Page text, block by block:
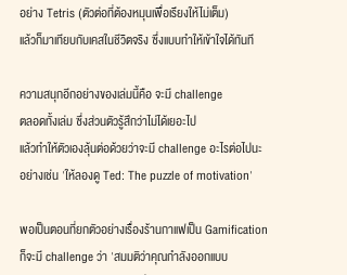
อย่าง Tetris (ตัวต่อที่ต้องหมุนเพื่อเรียงให้ไม่เต็ม)
แล้วก็มาเทียบกับเคสในชีวิตจริง ซึ่งแบบทำให้เข้าใจได้ทันที
ความสนุกอีกอย่างของเล่มนี้คือ จะมี challenge
ตลอดทั้งเล่ม ซึ่งส่วนตัวรู้สึกว่าไม่ได้เยอะไป
แล้วทำให้ตัวเองลุ้นต่อด้วยว่าจะมี challenge อะไรต่อไปนะ
อย่างเช่น 'ให้ลองดู Ted: The puzzle of motivation'
พอเป็นตอนที่ยกตัวอย่างเรื่องร้านกาแฟเป็น Gamification
ก็จะมี challenge ว่า 'สมมติว่าคุณกำลังออกแบบ